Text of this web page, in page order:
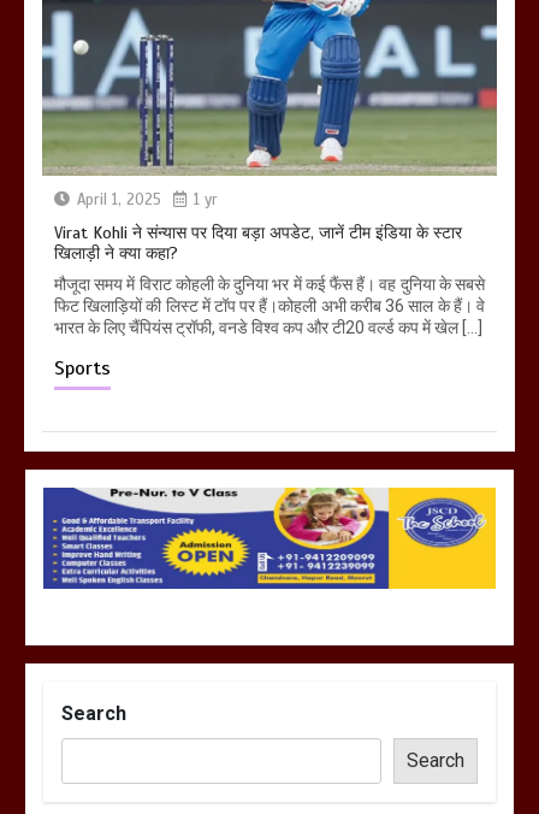
April 1, 2025 1 yr
Virat Kohli ने संन्यास पर दिया बड़ा अपडेट, जानें टीम इंडिया के स्टार
खिलाड़ी ने क्या कहा?
मौजूदा समय में विराट कोहली के दुनिया भर में कई फैंस हैं। वह दुनिया के सबसे
फिट खिलाड़ियों की लिस्ट में टॉप पर हैं।कोहली अभी करीब 36 साल के हैं। वे
भारत के लिए चैंपियंस ट्रॉफी, वनडे विश्व कप और टी20 वर्ल्ड कप में खेल […]
Sports
Search
Search